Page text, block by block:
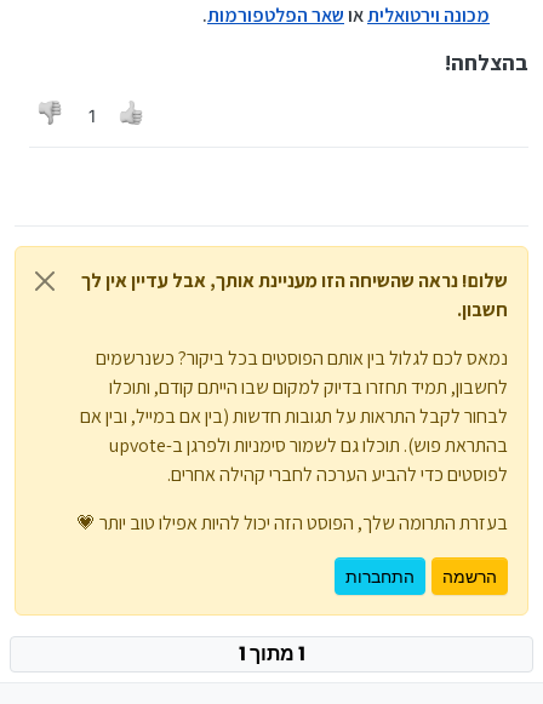
מכונה וירטואליתאושאר הפלטפורמות.
בהצלחה!
1
שלום! נראה שהשיחה הזו מעניינת אותך, אבל עדיין אין לך
חשבון.
נמאס לכם לגלול בין אותם הפוסטים בכל ביקור? כשנרשמים
לחשבון, תמיד תחזרו בדיוק למקום שבו הייתם קודם, ותוכלו
לבחור לקבל התראות על תגובות חדשות (בין אם במייל, ובין אם
בהתראת פוש). תוכלו גם לשמור סימניות ולפרגן ב-upvote
לפוסטים כדי להביע הערכה לחברי קהילה אחרים.
בעזרת התרומה שלך, הפוסט הזה יכול להיות אפילו טוב יותר 💗
הרשמה התחברות
1 מתוך 1